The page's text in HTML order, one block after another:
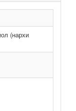
(нархи